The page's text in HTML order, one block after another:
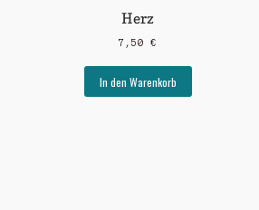
Herz
7,50€
In den Warenkorb